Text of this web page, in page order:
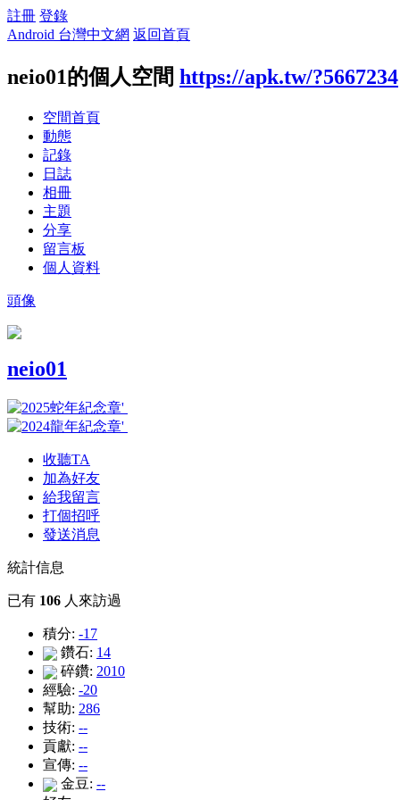
註冊 登錄
Android 台灣中文網 返回首頁
neio01的個人空間 https://apk.tw/?5667234
空間首頁
動態
記錄
日誌
相冊
主題
分享
留言板
個人資料
頭像
neio01
收聽TA
加為好友
給我留言
打個招呼
發送消息
統計信息
已有 106 人來訪過
積分: -17
鑽石: 14
碎鑽: 2010
經驗: -20
幫助: 286
技術: --
貢獻: --
宣傳: --
金豆: --